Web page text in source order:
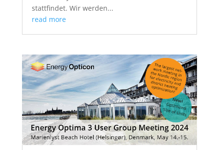
stattfindet. Wir werden...
read more